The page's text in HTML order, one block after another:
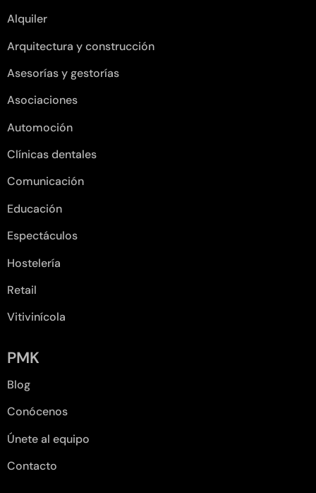
Alquiler
Arquitectura y construcción
Asesorías y gestorías
Asociaciones
Automoción
Clínicas dentales
Comunicación
Educación
Espectáculos
Hostelería
Retail
Vitivinícola
PMK
Blog
Conócenos
Únete al equipo
Contacto